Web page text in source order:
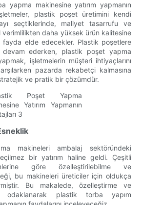
yapma makinesine yatırım yapmanın
plastik poşet üretimini kendi
seçtiklerinde, maliyet tasarrufu ve
verimlilikten daha yüksek ürün kalitesine
fayda elde edecekler. Plastik poşetlere
ederken, plastik poşet yapma
işletmelerin müşteri ihtiyaçlarını
pazarda rekabetçi kalmasına
ve pratik bir çözümdür.
makineleri ambalaj sektöründeki
bir yatırım haline geldi. Çeşitli
göre özelleştirilebilme ve
bu makineleri üreticiler için oldukça
Bu makalede, özelleştirme ve
odaklanarak plastik torba yapım